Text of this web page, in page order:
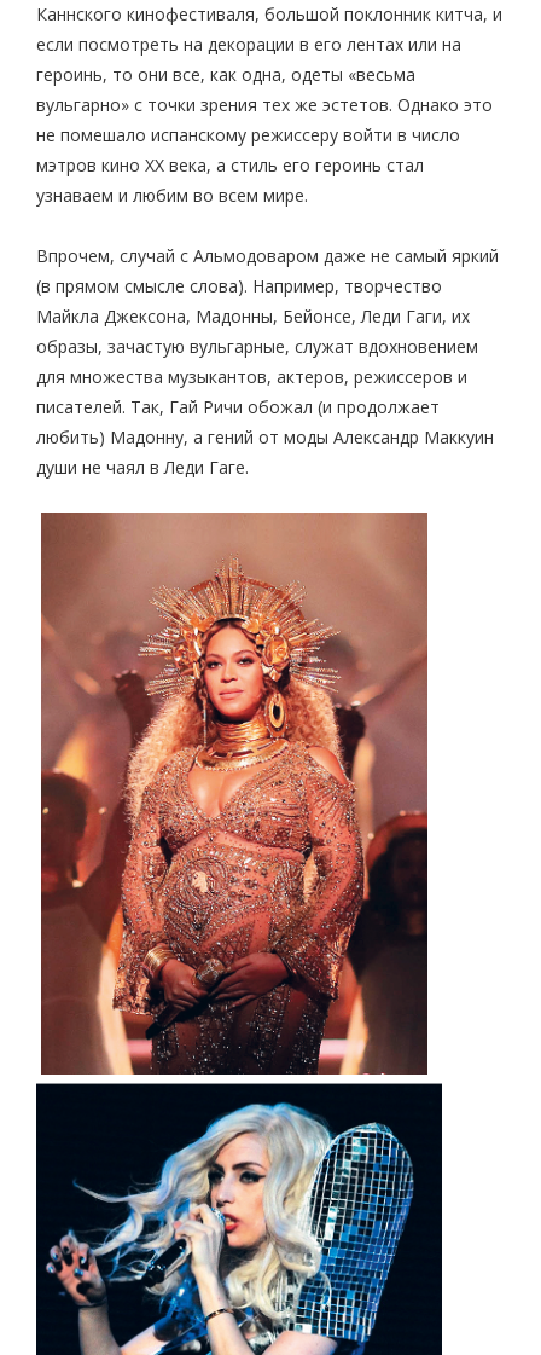
Каннского кинофестиваля, большой поклонник китча, и
если посмотреть на декорации в его лентах или на
героинь, то они все, как одна, одеты «весьма
вульгарно» с точки зрения тех же эстетов. Однако это
не помешало испанскому режиссеру войти в число
мэтров кино XX века, а стиль его героинь стал
узнаваем и любим во всем мире.
Впрочем, случай с Альмодоваром даже не самый яркий
(в прямом смысле слова). Например, творчество
Майкла Джексона, Мадонны, Бейонсе, Леди Гаги, их
образы, зачастую вульгарные, служат вдохновением
для множества музыкантов, актеров, режиссеров и
писателей. Так, Гай Ричи обожал (и продолжает
любить) Мадонну, а гений от моды Александр Маккуин
души не чаял в Леди Гаге.